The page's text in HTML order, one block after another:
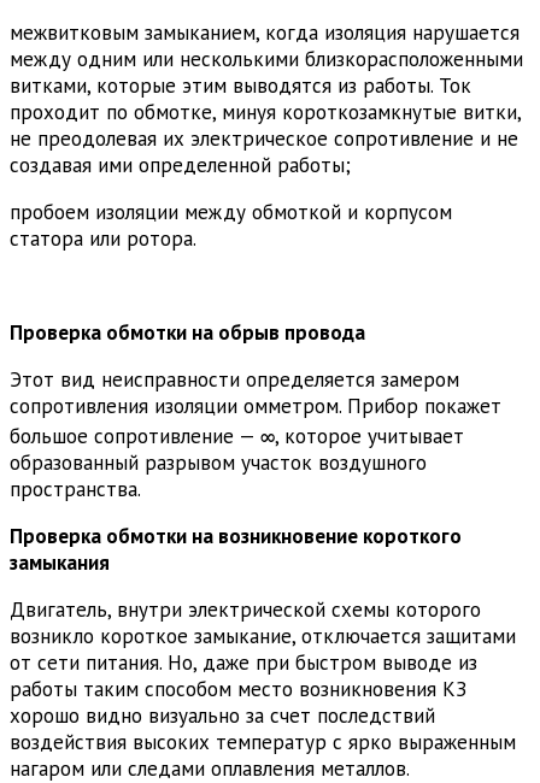
межвитковым замыканием, когда изоляция нарушается
между одним или несколькими близкорасположенными
витками, которые этим выводятся из работы. Ток
проходит по обмотке, минуя короткозамкнутые витки,
не преодолевая их электрическое сопротивление и не
создавая ими определенной работы;
пробоем изоляции между обмоткой и корпусом
статора или ротора.
Проверка обмотки на обрыв провода
Этот вид неисправности определяется замером
сопротивления изоляции омметром. Прибор покажет
большое сопротивление — ∞, которое учитывает
образованный разрывом участок воздушного
пространства.
Проверка обмотки на возникновение короткого
замыкания
Двигатель, внутри электрической схемы которого
возникло короткое замыкание, отключается защитами
от сети питания. Но, даже при быстром выводе из
работы таким способом место возникновения КЗ
хорошо видно визуально за счет последствий
воздействия высоких температур с ярко выраженным
нагаром или следами оплавления металлов.